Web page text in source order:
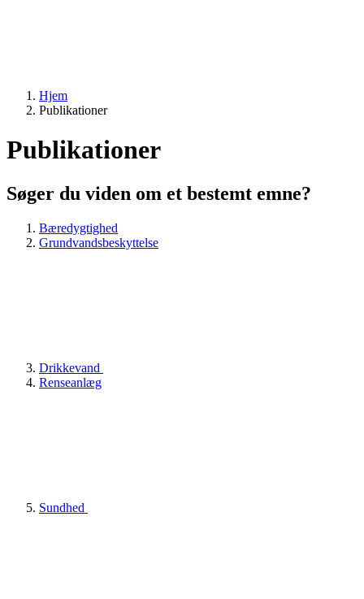
Hjem
Publikationer
Publikationer
Søger du viden om et bestemt emne?
Bæredygtighed
Grundvandsbeskyttelse
Drikkevand
Renseanlæg
Sundhed